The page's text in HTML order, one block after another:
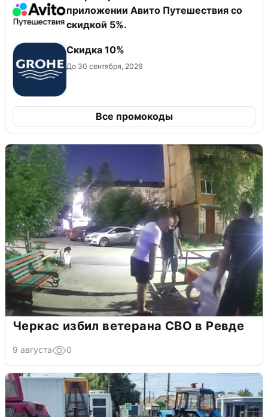
приложении Авито Путешествия со
скидкой 5%.
Скидка 10%
До 30 сентября, 2026
Все промокоды
Черкас избил ветерана СВО в Ревде
9 августа 0